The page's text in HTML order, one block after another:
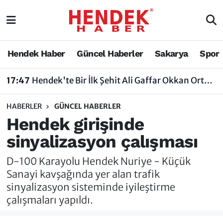
Hendek Haber Güncel Haberler Sakarya Spor
17:47 Hendek'te Bir İlk Şehit Ali Gaffar Okkan Ortaokulu Çoklu Yabancı Dil Uygulama Okulu Oldu
HABERLER GÜNCEL HABERLER
Hendek girişinde
sinyalizasyon çalışması
D-100 Karayolu Hendek Nuriye - Küçük
Sanayi kavşağında yer alan trafik
sinyalizasyon sisteminde iyileştirme
çalışmaları yapıldı.
Hendek Haber
Nöbetçi Eczaneler
Vefat Edenler
Hendek Haber
Hakkında
Hendek Haber Reklam Servisi
Künye
Sakarya Nöbetçi Eczaneler
Sakarya Trafik Yoğunluk Haritası
Tüm Manşetler
Son Dakika Haberleri
Haber Arşivi